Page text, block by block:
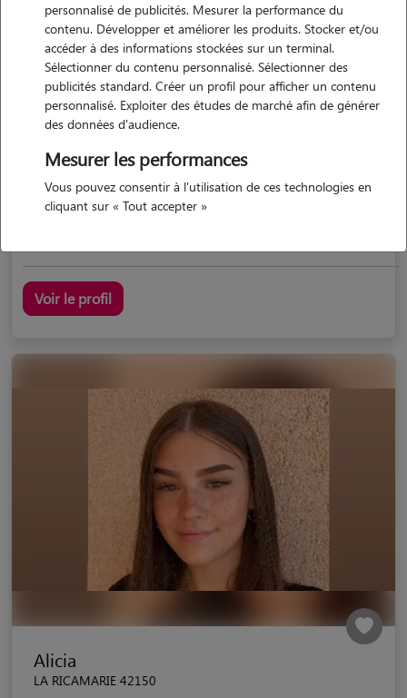
Thierry
LA RICAMARIE 42150
possède des animaux
j'ai déjà gardé des animaux à la maison pour la famille...
Voir le profil
Alicia
LA RICAMARIE 42150
personnalisé de publicités. Mesurer la performance du
contenu. Développer et améliorer les produits. Stocker et/ou
accéder à des informations stockées sur un terminal.
Sélectionner du contenu personnalisé. Sélectionner des
publicités standard. Créer un profil pour afficher un contenu
personnalisé. Exploiter des études de marché afin de générer
des données d'audience.
Mesurer les performances
Vous pouvez consentir à l'utilisation de ces technologies en
cliquant sur « Tout accepter »